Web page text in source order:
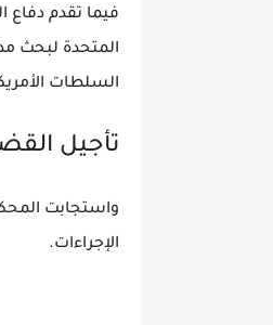
فيما تقدم دفاع
المتحدة لبحث
السلطات
تأجيل القضية
الإجراءات.